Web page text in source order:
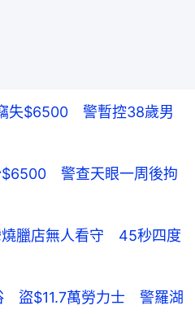
失$6500 警暫控38歲男
$6500 警查天眼一周後拘
燒臘店無人看守 45秒四度
盜$11.7萬勞力士 警羅湖